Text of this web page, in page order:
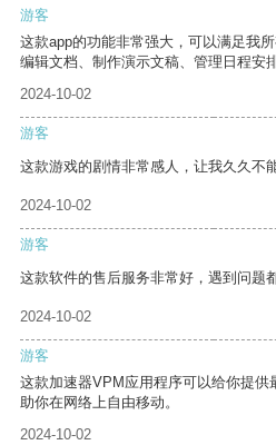
游客
这款app的功能非常强大，可以满足我
编辑文档、制作演示文稿、管理日程安排
2024-10-02
游客
这款游戏的剧情非常感人，让我久久不
2024-10-02
游客
这款软件的售后服务非常好，遇到问题
2024-10-02
游客
这款加速器VPM应用程序可以给你提
助你在网络上自由移动。
2024-10-02